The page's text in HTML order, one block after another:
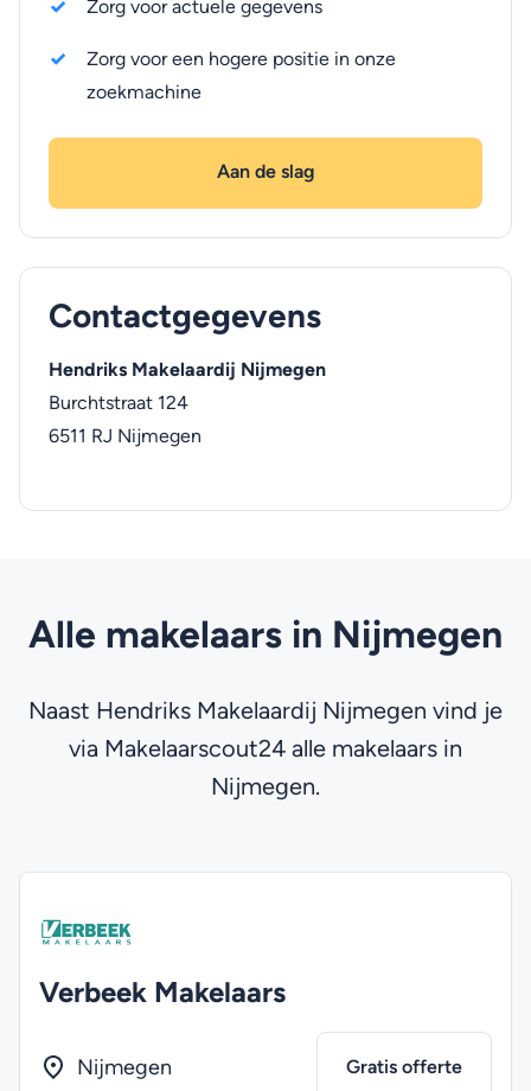
Zorg voor actuele gegevens
Zorg voor een hogere positie in onze
zoekmachine
Aan de slag
Contactgegevens
Hendriks Makelaardij Nijmegen
Burchtstraat 124
6511 RJ Nijmegen
Alle makelaars in Nijmegen
Naast Hendriks Makelaardij Nijmegen vind je
via Makelaarscout24 alle makelaars in
Nijmegen.
Verbeek Makelaars
Nijmegen Gratis offerte